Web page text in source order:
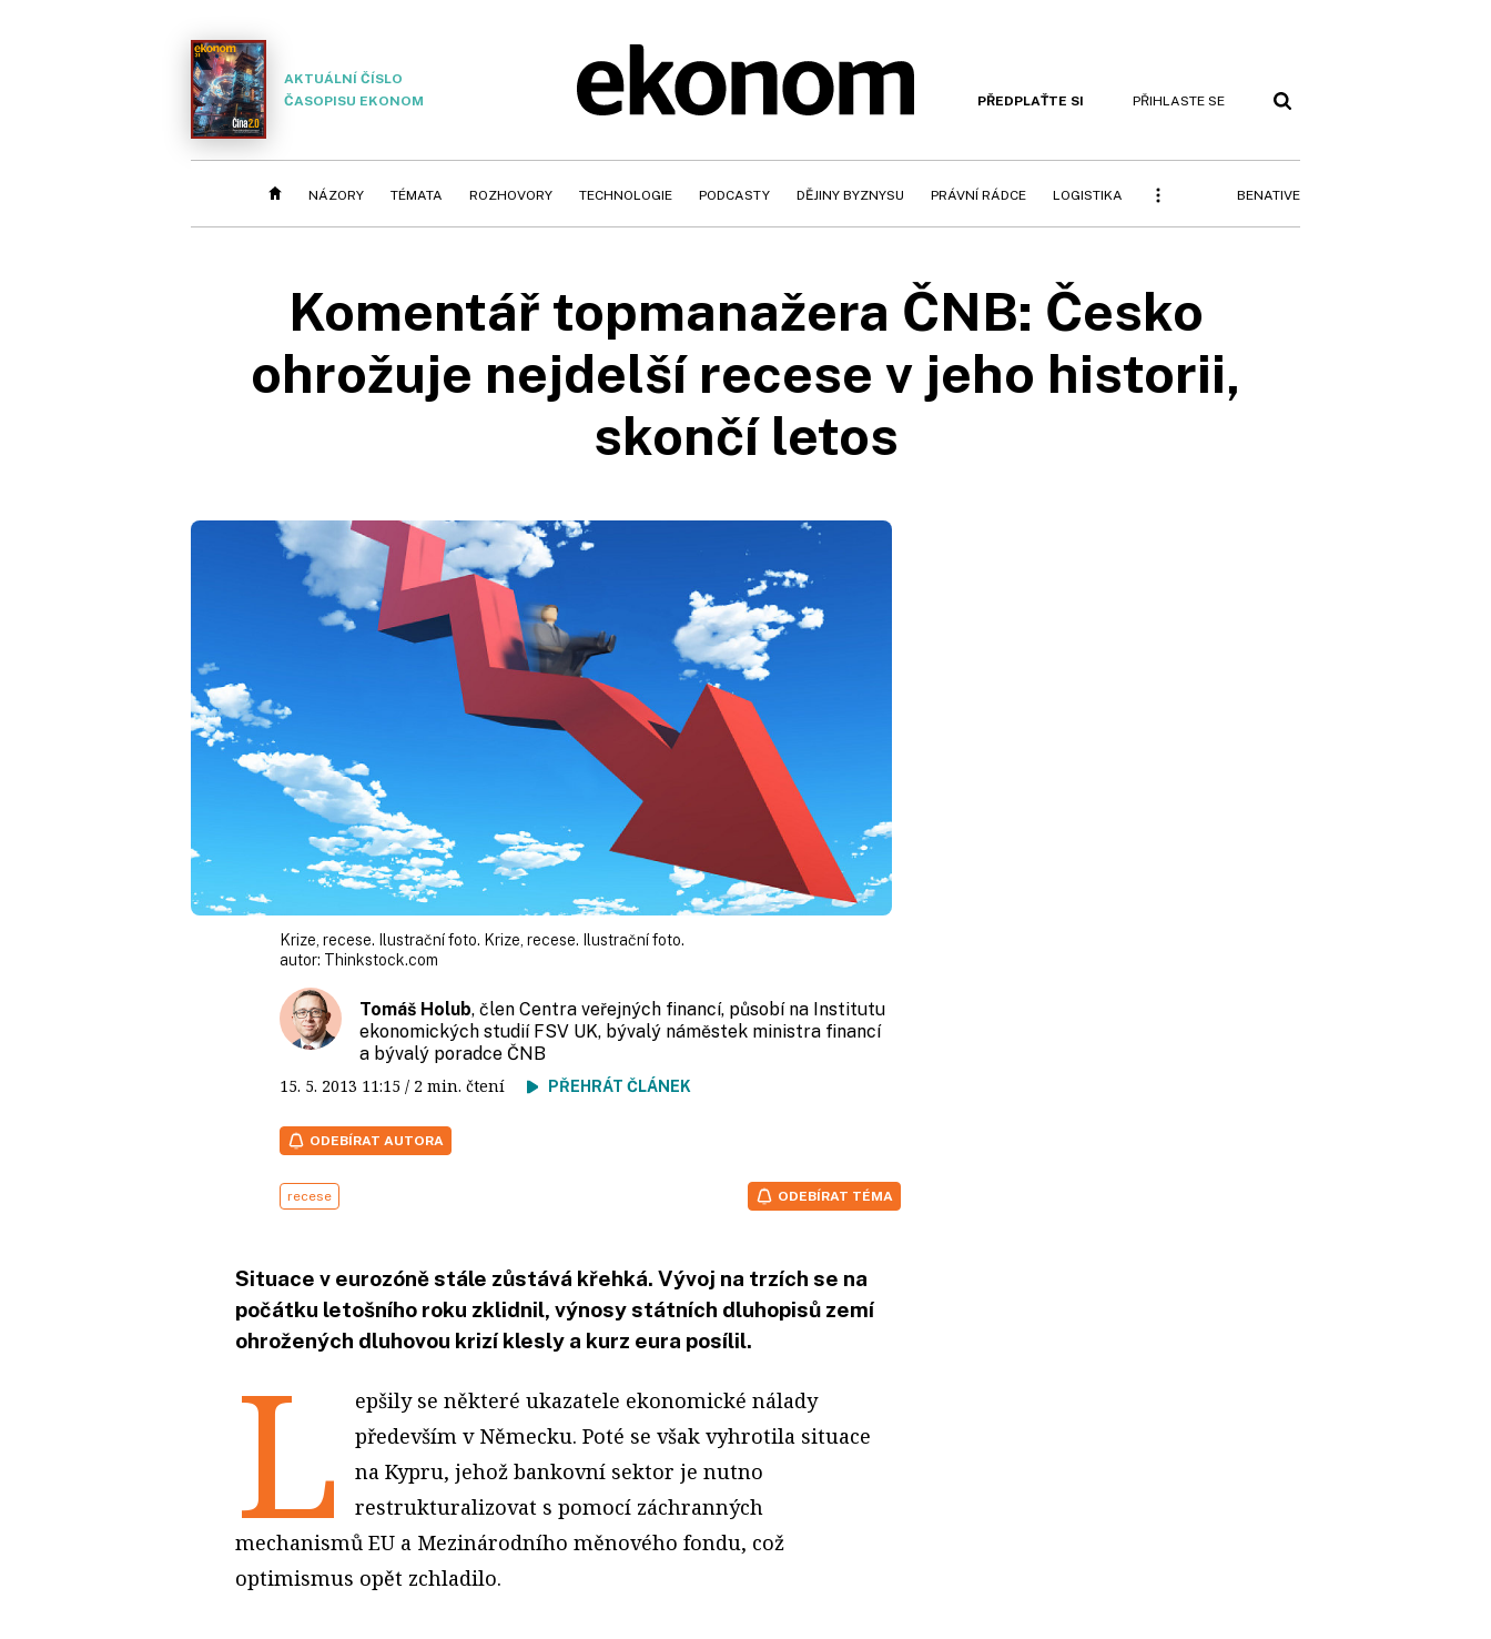
AKTUÁLNÍ ČÍSLO
ČASOPISU EKONOM
PŘEDPLAŤTE SI PŘIHLASTE SE
NÁZORY TÉMATA ROZHOVORY TECHNOLOGIE PODCASTY DĚJINY BYZNYSU PRÁVNÍ RÁDCE LOGISTIKA BENATIVE
Komentář topmanažera ČNB: Česko
ohrožuje nejdelší recese v jeho historii,
skončí letos
Krize, recese. Ilustrační foto. Krize, recese. Ilustrační foto.
autor: Thinkstock.com
Tomáš Holub, člen Centra veřejných financí, působí na Institutu
ekonomických studií FSV UK, bývalý náměstek ministra financí
a bývalý poradce ČNB
15. 5. 2013 11:15 / 2 min. čtení PŘEHRÁT ČLÁNEK
ODEBÍRAT AUTORA
recese ODEBÍRAT TÉMA
Situace v eurozóně stále zůstává křehká. Vývoj na trzích se na
počátku letošního roku zklidnil, výnosy státních dluhopisů zemí
ohrožených dluhovou krizí klesly a kurz eura posílil.
L
epšily se některé ukazatele ekonomické nálady
především v Německu. Poté se však vyhrotila situace
na Kypru, jehož bankovní sektor je nutno
restrukturalizovat s pomocí záchranných
mechanismů EU a Mezinárodního měnového fondu, což
optimismus opět zchladilo.